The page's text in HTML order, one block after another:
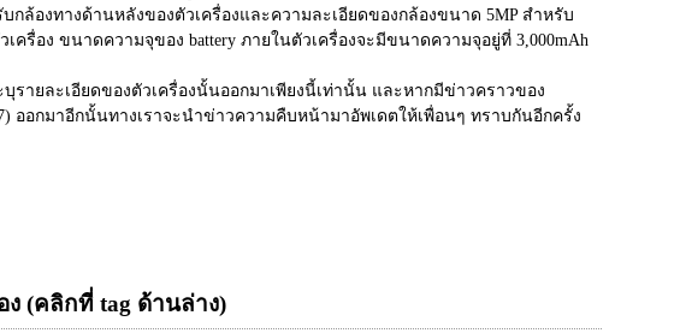
บกล้องทางด้านหลังของตัวเครื่องและความละเอียดของกล้องขนาด 5MP สำหรับ
ครื่อง ขนาดความจุของ battery ภายในตัวเครื่องจะมีขนาดความจุอยู่ที่ 3,000mAh
รายละเอียดของตัวเครื่องนั้นออกมาเพียงนี้เท่านั้น และหากมีข่าวคราวของ
ออกมาอีกนั้นทางเราจะนำข่าวความคืบหน้ามาอัพเดตให้เพื่อนๆ ทราบกันอีกครั้ง
ง (คลิกที่ tag ด้านล่าง)